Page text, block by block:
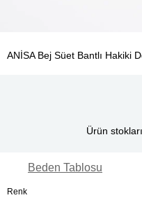
ANİSA Bej Süet Bantlı Hakiki
Ürün
Beden Tablosu
Renk